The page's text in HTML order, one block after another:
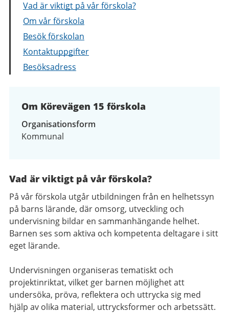
Vad är viktigt på vår förskola?
Om vår förskola
Besök förskolan
Kontaktuppgifter
Besöksadress
Om Körevägen 15 förskola
Organisationsform
Kommunal
Vad är viktigt på vår förskola?
På vår förskola utgår utbildningen från en helhetssyn
på barns lärande, där omsorg, utveckling och
undervisning bildar en sammanhängande helhet.
Barnen ses som aktiva och kompetenta deltagare i sitt
eget lärande.
Undervisningen organiseras tematiskt och
projektinriktat, vilket ger barnen möjlighet att
undersöka, pröva, reflektera och uttrycka sig med
hjälp av olika material, uttrycksformer och arbetssätt.